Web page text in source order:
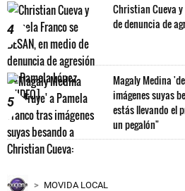
4
Christian Cueva y
de denuncia de
5
Magaly Medina
imágenes suyas
estás llevando el
un pegalón"
MOVIDA LOCAL